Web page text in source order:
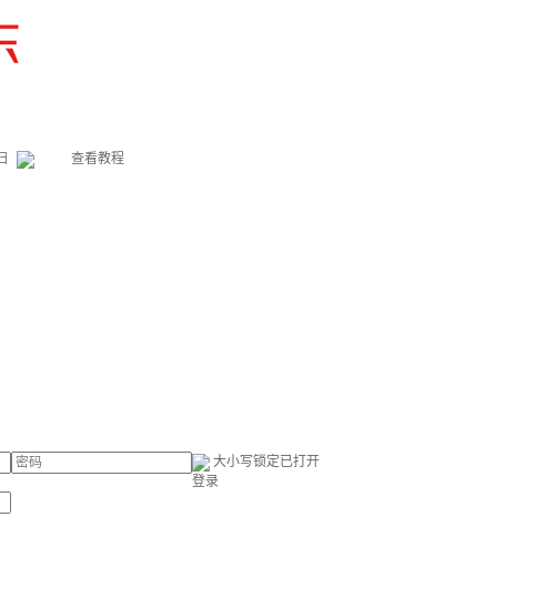
查看教程
大小写锁定已打开
登录